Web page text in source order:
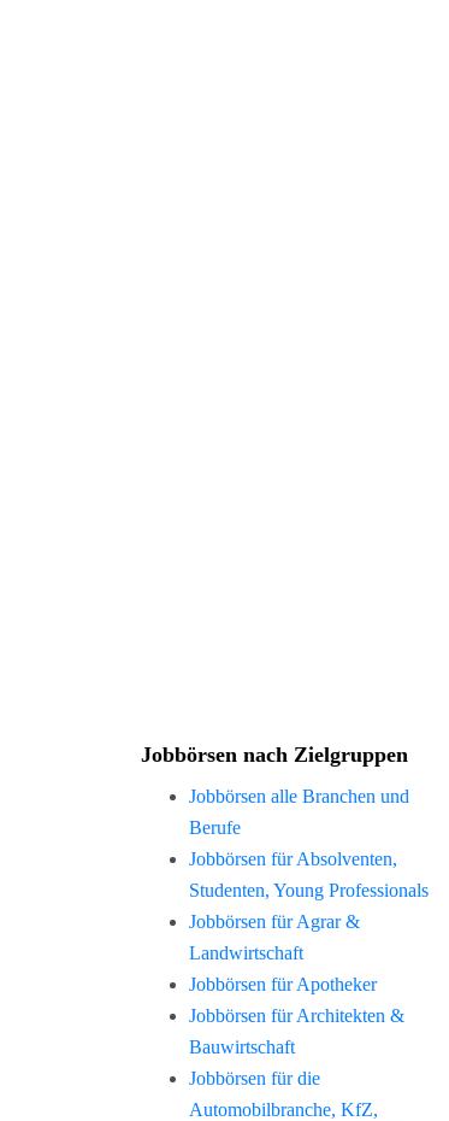
Jobbörsen nach Zielgruppen
Jobbörsen alle Branchen und
Berufe
Jobbörsen für Absolventen,
Studenten, Young Professionals
Jobbörsen für Agrar &
Landwirtschaft
Jobbörsen für Apotheker
Jobbörsen für Architekten &
Bauwirtschaft
Jobbörsen für die
Automobilbranche, KfZ,